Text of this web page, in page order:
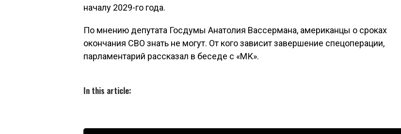
началу 2029-го года.
По мнению депутата Госдумы Анатолия Вассермана, американцы о сроках
окончания СВО знать не могут. От кого зависит завершение спецоперации,
парламентарий рассказал в беседе с «МК».
In this article: